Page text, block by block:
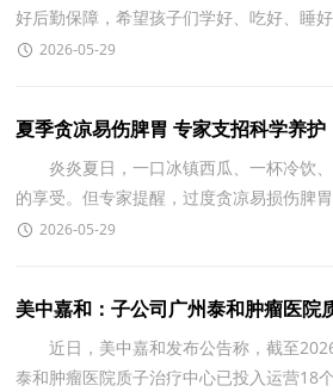
好后勤保障，希望孩子们学好、吃好、
者在上海、杭州等地调研了解到，多家三甲
2026-05-29
夏季贪凉易伤脾胃 专家支招科学养护
炎炎夏日，一口冰镇西瓜、一杯冷饮、
的享受。但专家提醒，过度贪凉易损伤脾
脾胃的好时机，公众可把握时机，科学
2026-05-29
美中嘉和：子公司广州泰和肿瘤医院
月，累计服务患者超880
近日，美中嘉和发布公告称，截至
泰和肿瘤医院质子治疗中心已投入运营18